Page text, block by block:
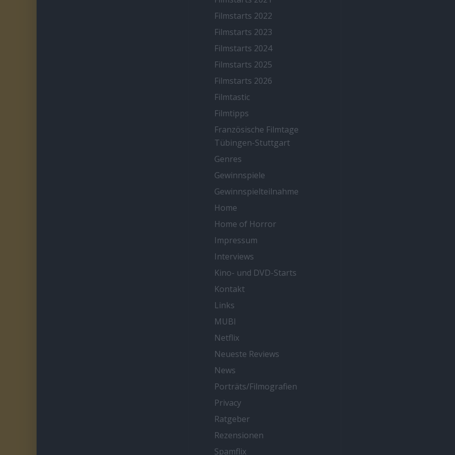
Filmstarts 2022
Filmstarts 2023
Filmstarts 2024
Filmstarts 2025
Filmstarts 2026
Filmtastic
Filmtipps
Französische Filmtage
Tübingen-Stuttgart
Genres
Gewinnspiele
Gewinnspielteilnahme
Home
Home of Horror
Impressum
Interviews
Kino- und DVD-Starts
Kontakt
Links
MUBI
Netflix
Neueste Reviews
News
Porträts/Filmografien
Privacy
Ratgeber
Rezensionen
Spamflix